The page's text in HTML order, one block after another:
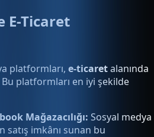
E-Ticaret
platformları, e-ticaretalanında
platformları en iyi şekilde
Mağazacılığı: Sosyal medya
imkânı sunan bu